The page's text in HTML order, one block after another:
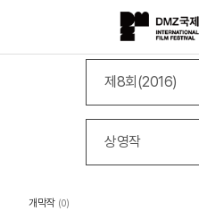
제8회(2016)
상영작
개막작 (0)